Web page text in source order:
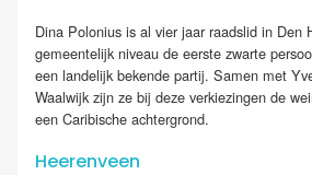
Dina Polonius is al vier jaar raadslid in Den
gemeentelijk niveau de eerste zwarte
een landelijk bekende partij. Samen met
Waalwijk zijn ze bij deze verkiezingen de
een Caribische achtergrond.
Heerenveen